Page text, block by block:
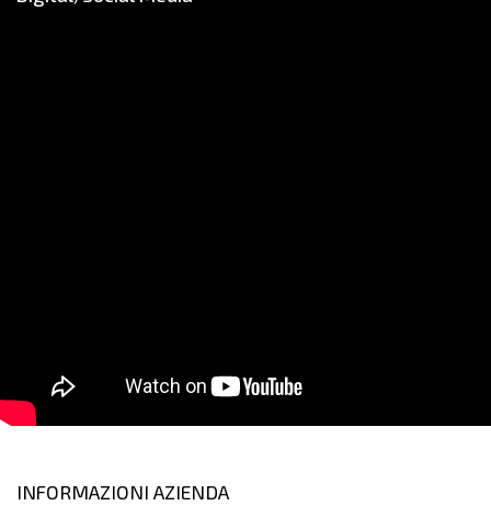
INFORMAZIONI AZIENDA